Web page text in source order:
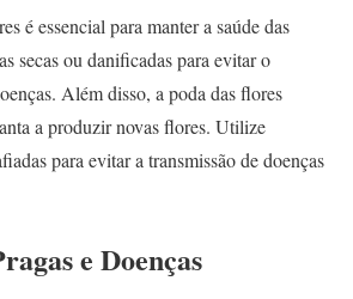
é essencial para manter a saúde das
secas ou danificadas para evitar o
Além disso, a poda das flores
a produzir novas flores. Utilize
para evitar a transmissão de doenças
e Doenças